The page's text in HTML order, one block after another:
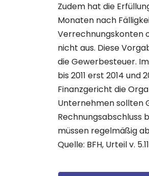
Zudem hat die
Monaten nach
Verrechnungskonten
nicht aus. Diese
die Gewerbesteuer.
bis 2011 erst 2014
Finanzgericht die
Unternehmen sollten
Rechnungsabschluss
müssen regelmäßig
Quelle: BFH, Urteil v.